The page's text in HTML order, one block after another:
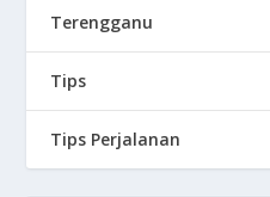
Terengganu
Tips
Tips Perjalanan